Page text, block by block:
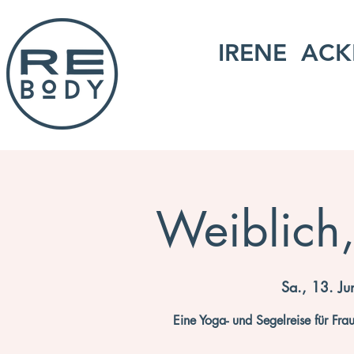
IRENE
Sa., 13.
Eine Yoga- und Segelreise für